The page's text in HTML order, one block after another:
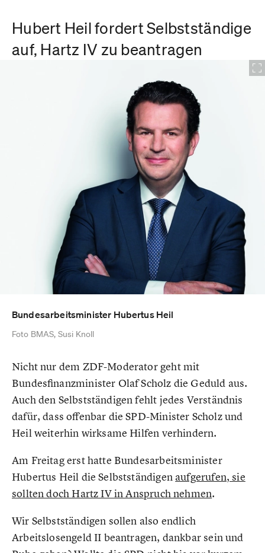
Hubert Heil fordert Selbstständige
auf, Hartz IV zu beantragen
Bundesarbeitsminister Hubertus Heil
Foto BMAS, Susi Knoll
Nicht nur dem ZDF-Moderator geht mit
Bundesfinanzminister Olaf Scholz die Geduld aus.
Auch den Selbstständigen fehlt jedes Verständnis
dafür, dass offenbar die SPD-Minister Scholz und
Heil weiterhin wirksame Hilfen verhindern.
Am Freitag erst hatte Bundesarbeitsminister
Hubertus Heil die Selbstständigen aufgerufen, sie
sollten doch Hartz IV in Anspruch nehmen.
Wir Selbstständigen sollen also endlich
Arbeitslosengeld II beantragen, dankbar sein und